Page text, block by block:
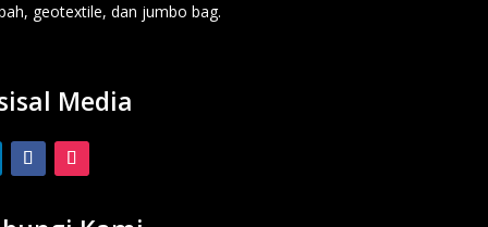
geotextile, dan jumbo bag.
Media